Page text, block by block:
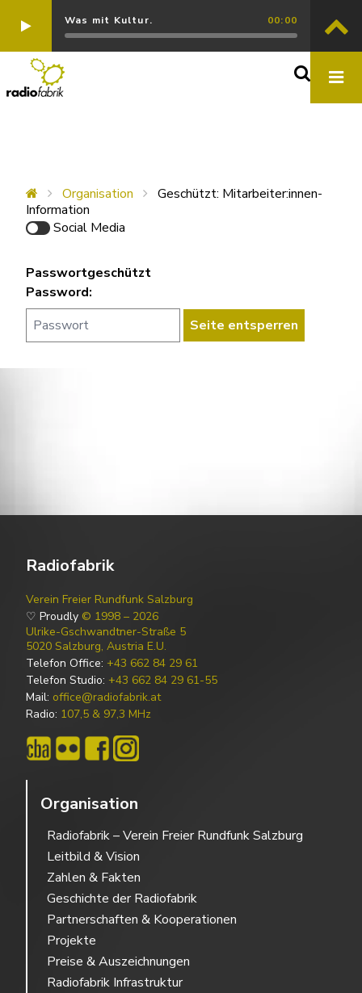
Was mit Kultur. 00:00
Organisation
Geschützt: Mitarbeiter:innen-
Information
Social Media
Passwortgeschützt
Password:
Radiofabrik
Verein Freier Rundfunk Salzburg
♡ Proudly © 1998 – 2026
Ulrike-Gschwandtner-Straße 5
5020 Salzburg, Austria E.U.
Telefon Office: +43 662 84 29 61
Telefon Studio: +43 662 84 29 61-55
Mail: office@radiofabrik.at
Radio: 107,5 & 97,3 MHz
Organisation
Radiofabrik – Verein Freier Rundfunk Salzburg
Leitbild & Vision
Zahlen & Fakten
Geschichte der Radiofabrik
Partnerschaften & Kooperationen
Projekte
Preise & Auszeichnungen
Radiofabrik Infrastruktur